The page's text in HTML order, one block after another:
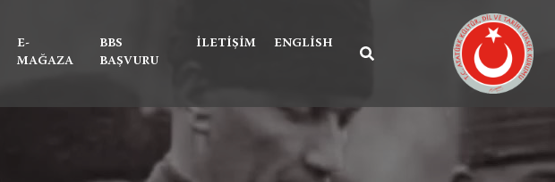
E-
MAĞAZA
BBS
BAŞVURU
İLETIŞIM ENGLISH